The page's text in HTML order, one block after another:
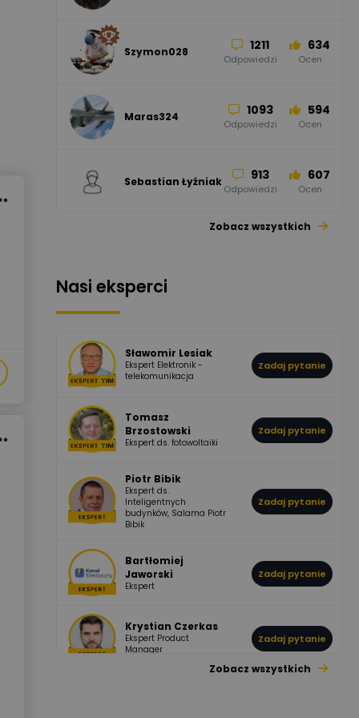
52 45
Szymon028 1211
Odpowiedzi
634
Ocen
Maras324 1093
Odpowiedzi
594
Ocen
Sebastian Łyźniak 913
Odpowiedzi
607
Ocen
Pawel02 955 374
boss 532 714
DawidZak 796
Odpowiedzi
244
Ocen
Zobacz wszystkich
Nasi eksperci
Sławomir Lesiak
Ekspert Elektronik -
telekomunikacja
Zadaj pytanie
Tomasz
Brzostowski
Ekspert ds. fotowoltaiki
Zadaj pytanie
Piotr Bibik
Ekspert ds.
Inteligentnych
budynków, Salama Piotr
Bibik
Zadaj pytanie
Bartłomiej
Jaworski
Ekspert
Zadaj pytanie
Krystian Czerkas
Ekspert Product
Manager
Zadaj pytanie
Zobacz wszystkich